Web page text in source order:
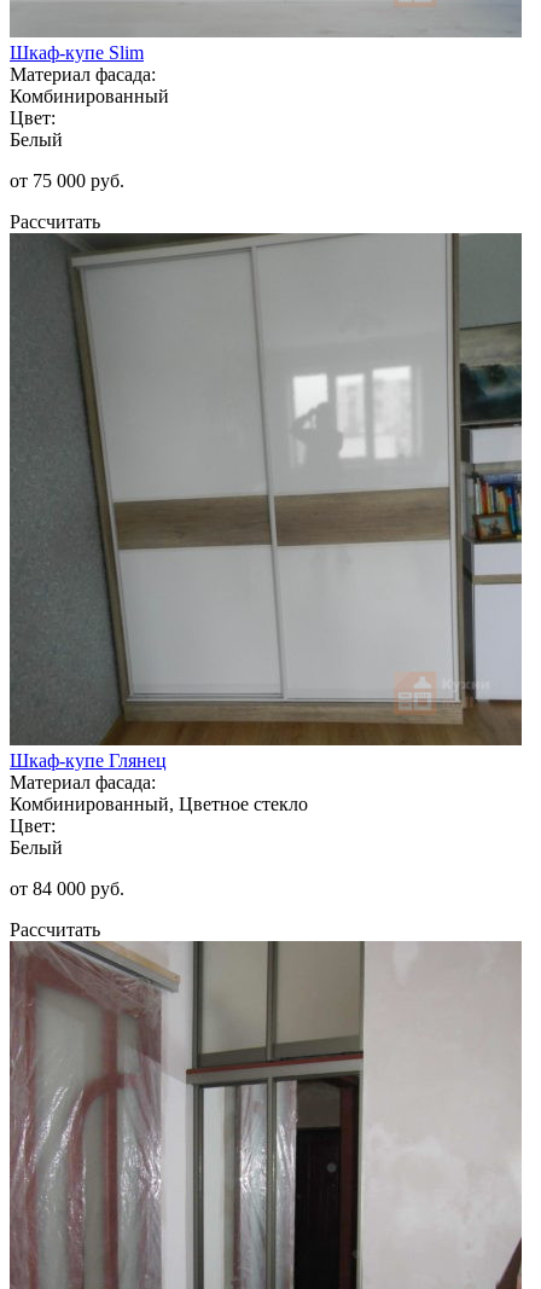
Шкаф-купе Slim
Материал фасада:
Комбинированный
Цвет:
Белый
от 75 000 руб.
Рассчитать
Шкаф-купе Глянец
Материал фасада:
Комбинированный, Цветное стекло
Цвет:
Белый
от 84 000 руб.
Рассчитать